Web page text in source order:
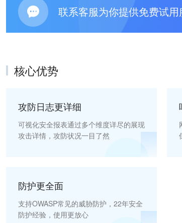
联系客服为你提供免费试用
核心优势
攻防日志更详细
可视化安全报表通过多个维度详尽的展现
攻击详情，攻防状况一目了然
防护更全面
支持OWASP常见的威胁防护，22年安全
防护经验，使用更放心